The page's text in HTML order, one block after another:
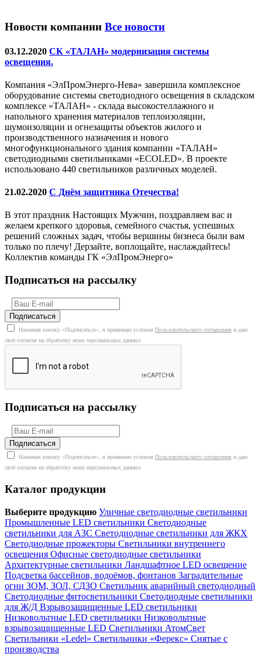
Новости компании Все новости
03.12.2020 СК «ТАЛАН» модернизация системы
освещения.
Компания «ЭлПромЭнерго-Нева» завершила комплексное
оборудование системы светодиодного освещения в складском
комплексе «ТАЛАН» - склада высокостеллажного и
напольного хранения материалов теплоизоляции,
шумоизоляции и огнезащиты объектов жилого и
производственного назначения и нового
многофункционального здания компании «ТАЛАН»
светодиодными светильниками «ECOLED». В проекте
использовано 440 светильников различных моделей.
21.02.2020 С Днём защитника Отечества!
В этот праздник Настоящих Мужчин, поздравляем вас и
желаем крепкого здоровья, семейного счастья, успешных
решений сложных задач, чтобы вершины бизнеса были вам
только по плечу! Дерзайте, воплощайте, наслаждайтесь!
Коллектив команды ГК «ЭлПромЭнерго»
Подписаться на рассылку
Нажимая кнопку «Подписаться», я принимаю условия Пользовательского соглашения и даю
своё согласие на обработку моих персональных данных
Подписаться на рассылку
Нажимая кнопку «Подписаться», я принимаю условия Пользовательского соглашения и даю
своё согласие на обработку моих персональных данных
Каталог продукции
Выберите продукцию Уличные светодиодные светильники
Промышленные LED светильники Светодиодные
светильники для АЗС Светодиодные светильники для ЖКХ
Светодиодные прожекторы Светильники внутреннего
освещения Офисные светодиодные светильники
Архитектурные светильники Ландшафтное LED освещение
Подсветка бассейнов, водоёмов, фонтанов Заградительные
огни ЗОМ, ЗОЛ, СДЗО Светильник аварийный светодиодный
Светодиодные фитосветильники Светодиодные светильники
для Ж/Д Взрывозащищенные LED светильники
Низковольтные LED светильники Низковольтные
взрывозащищенные LED Светильники АтомСвет
Светильники «Ledel» Светильники «Ферекс» Снятые с
производства